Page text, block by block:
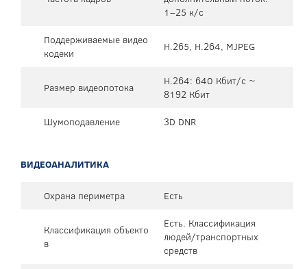
1–25 к/с
Поддерживаемые видео
кодеки
H.265, H.264, MJPEG
Размер видеопотока
H.264: 640 Кбит/с ~
8192 Кбит
Шумоподавление
3D DNR
ВИДЕОАНАЛИТИКА
Охрана периметра Есть
Классификация объекто
в
Есть. Классификация
людей/транспортных
средств